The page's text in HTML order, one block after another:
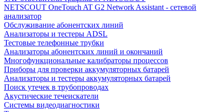
NETSCOUT OneTouch AT G2 Network Assistant - сетевой
анализатор
Обслуживание абонентских линий
Анализаторы и тестеры ADSL
Тестовые телефонные трубки
Анализаторы абонентских линий и окончаний
Многофункциональные калибраторы процессов
Приборы для проверки аккумуляторных батарей
Анализаторы и тестеры аккумуляторных батарей
Поиск утечек в трубопроводах
Акустические течеискатели
Системы видеодиагностики